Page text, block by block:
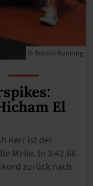
© Brooks Running
El
Kerr ist der
Meile. In 3:42,66
zurück nach